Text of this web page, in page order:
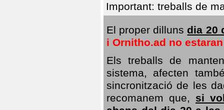
Important: treballs de
El proper dilluns dia 20
i Ornitho.ad no
Els treballs de
sistema, afecten
sincronització de les
recomanem que, si